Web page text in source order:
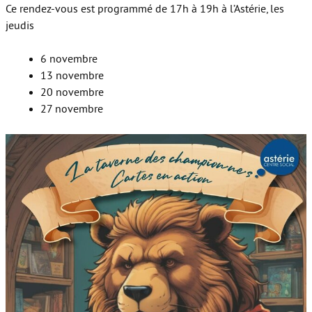
Ce rendez-vous est programmé de 17h à 19h à l’Astérie, les
jeudis
6 novembre
13 novembre
20 novembre
27 novembre